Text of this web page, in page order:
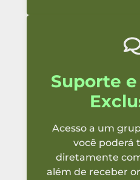
Suporte
Acesso a um
você poderá
diretamente
além de receber